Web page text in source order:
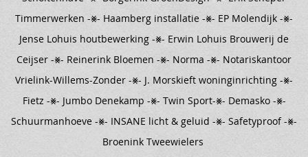
Timmerwerken -⨳- Haamberg installatie -⨳- EP Molendijk -⨳-
Jense Lohuis houtbewerking -⨳- Erwin Lohuis Brouwerij de
Ceijser -⨳- Reinerink Bloemen -⨳- Norma -⨳- Notariskantoor
Vrielink-Willems-Zonder -⨳- J. Morskieft woninginrichting -⨳-
Fietz -⨳- Jumbo Denekamp -⨳- Twin Sport-⨳- Demasko -⨳-
Schuurmanhoeve -⨳- INSANE licht & geluid -⨳- Safetyproof -⨳-
Broenink Tweewielers